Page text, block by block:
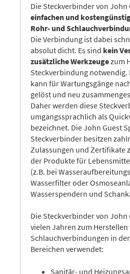
Die Steckverbinder von John
einfachen und
Rohr- und
Die Verbindung ist dabei
absolut dicht. Es sind kein
zusätzliche Werkzeugezum
Steckverbindung notwendig.
kann für Wartungsgänge
gelöst und neu
Daher werden diese
umgangssprachlich als
bezeichnet. Die John Guest
Steckverbinder besitzen
Zulassungen und Zertifikate
der Produkte für
(z.B. bei
Wasserfilter oder
Wasserspendern und
Die Steckverbinder von John
vielen Jahren zum Herstellen
Schlauchverbindungen in
Bereichen verwendet:
Sanitär- und